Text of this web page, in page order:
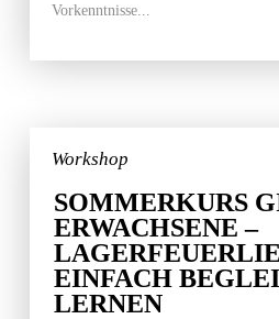
Vorkenntnisse...
Workshop
SOMMERKURS
ERWACHSENE –
EINFACH
LERNEN